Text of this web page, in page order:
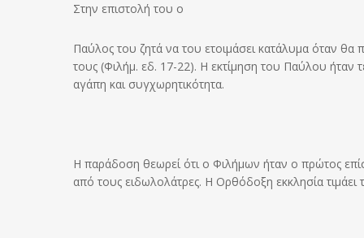
Στην επιστολή του ο
Παύλος του ζητά να του ετοιμάσει κατάλυμα όταν θα
τους (Φιλήμ. εδ. 17-22). Η εκτίμηση του Παύλου ήταν
αγάπη και συγχωρητικότητα.
Η παράδοση θεωρεί ότι ο Φιλήμων ήταν ο πρώτος
από τους ειδωλολάτρες. Η Ορθόδοξη εκκλησία